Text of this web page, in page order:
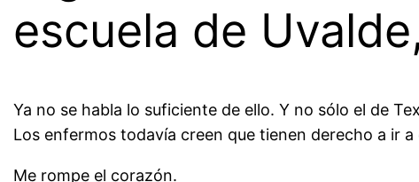
escuela de
Ya no se habla lo suficiente de ello. Y no sólo el de
Los enfermos todavía creen que tienen derecho a ir
Me rompe el corazón.